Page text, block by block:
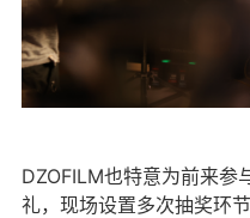
DZOFILM也特意为前来参
礼，现场设置多次抽奖环